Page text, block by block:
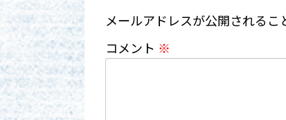
メールアドレスが公開されるこ
コメント ※